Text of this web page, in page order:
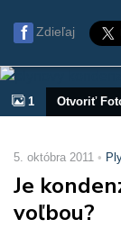
Zdieľaj
1 Otvoriť
5. októbra 2011
Je
voľbou?